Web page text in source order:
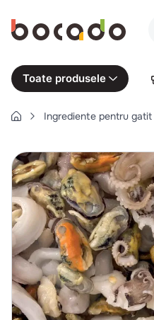
Toate produsele
Ingrediente pentru gatit